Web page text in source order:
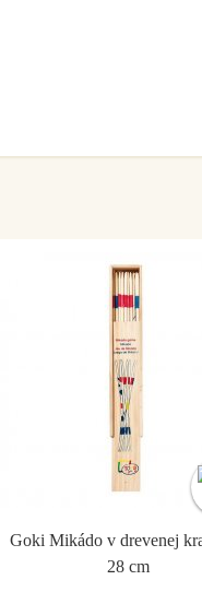
Goki Mikádo v drevenej
28 cm